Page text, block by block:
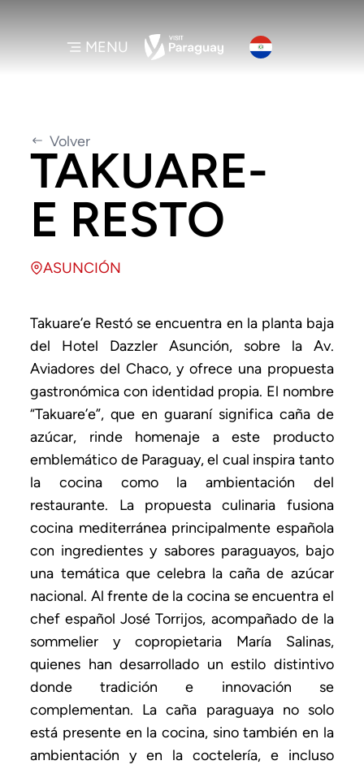
MENU
Volver
TAKUARE-
E RESTO
ASUNCIÓN
Takuare’e Restó se encuentra en la planta baja
del Hotel Dazzler Asunción, sobre la Av.
Aviadores del Chaco, y ofrece una propuesta
gastronómica con identidad propia. El nombre
“Takuare’e”, que en guaraní significa caña de
azúcar, rinde homenaje a este producto
emblemático de Paraguay, el cual inspira tanto
la cocina como la ambientación del
restaurante. La propuesta culinaria fusiona
cocina mediterránea principalmente española
con ingredientes y sabores paraguayos, bajo
una temática que celebra la caña de azúcar
nacional. Al frente de la cocina se encuentra el
chef español José Torrijos, acompañado de la
sommelier y copropietaria María Salinas,
quienes han desarrollado un estilo distintivo
donde tradición e innovación se
complementan. La caña paraguaya no solo
está presente en la cocina, sino también en la
ambientación y en la coctelería, e incluso